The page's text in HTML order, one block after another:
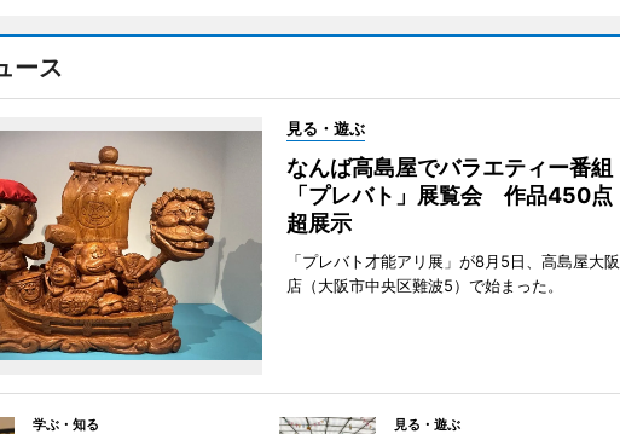
ース
見る・遊ぶ
なんば高島屋でバラエティー番組
「プレバト」展覧会 作品450点
超展示
「プレバト才能アリ展」が8月5日、高島屋大阪
店（大阪市中央区難波5）で始まった。
学ぶ・知る 見る・遊ぶ